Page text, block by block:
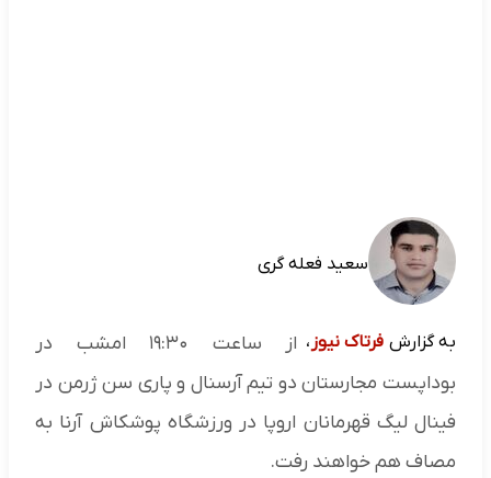
سعید فعله گری
به گزارش فرتاک نیوز ،
از ساعت ۱۹:۳۰ امشب در
بوداپست مجارستان دو تیم آرسنال و پاری سن ژرمن در
فینال لیگ قهرمانان اروپا در ورزشگاه پوشکاش آرنا به
مصاف هم خواهند رفت.